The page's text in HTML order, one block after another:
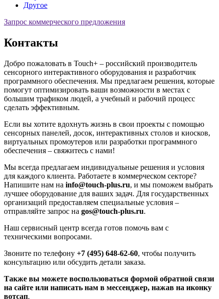
Другое
Запрос коммерческого предложения
Контакты
Добро пожаловать в Touch+ – российский производитель
сенсорного интерактивного оборудования и разработчик
программного обеспечения. Мы предлагаем решения, которые
помогут оптимизировать ваши возможности в местах с
большим трафиком людей, а учебный и рабочий процесс
сделать эффективным.
Если вы хотите вдохнуть жизнь в свои проекты с помощью
сенсорных панелей, досок, интерактивных столов и киосков,
виртуальных промоутеров или разработки программного
обеспечения – свяжитесь с нами!
Мы всегда предлагаем индивидуальные решения и условия
для каждого клиента. Работаете в коммерческом секторе?
Напишите нам на info@touch-plus.ru, и мы поможем выбрать
лучшее оборудование для ваших задач. Для государственных
организаций предоставляем специальные условия –
отправляйте запрос на gos@touch-plus.ru.
Наш сервисный центр всегда готов помочь вам с
техническими вопросами.
Звоните по телефону +7 (495) 648-62-60, чтобы получить
консультацию или обсудить детали заказа.
Также вы можете воспользоваться формой обратной связи
на сайте или написать нам в мессенджер, нажав на иконку
вотсап.